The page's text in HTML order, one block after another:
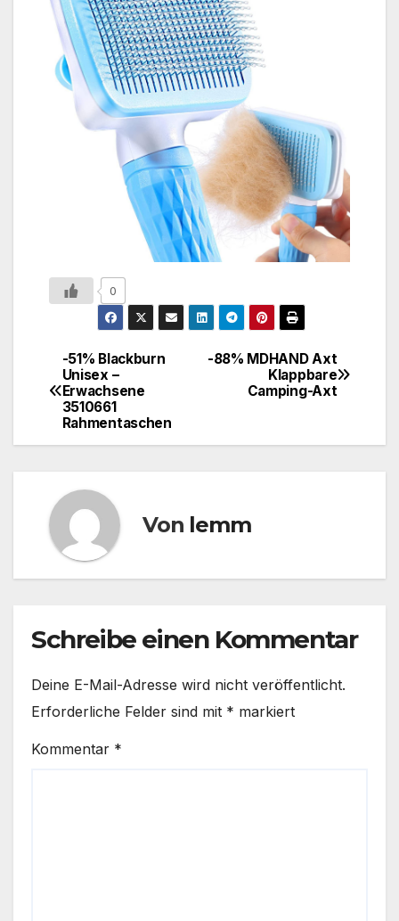
0
-88% MDHAND Axt
Klappbare
Camping-Axt
-51% Blackburn
Unisex –
Erwachsene
3510661
Rahmentaschen
Von lemm
Schreibe einen Kommentar
Deine E-Mail-Adresse wird nicht veröffentlicht.
Erforderliche Felder sind mit * markiert
Kommentar *